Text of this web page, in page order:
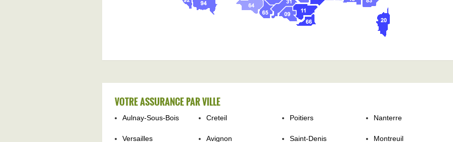
VOTRE ASSURANCE PAR VILLE
Aulnay-Sous-Bois Creteil Poitiers Nanterre
Versailles Avignon Saint-Denis Montreuil